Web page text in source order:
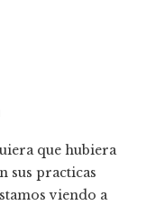
que hubiera
sus practicas
viendo a